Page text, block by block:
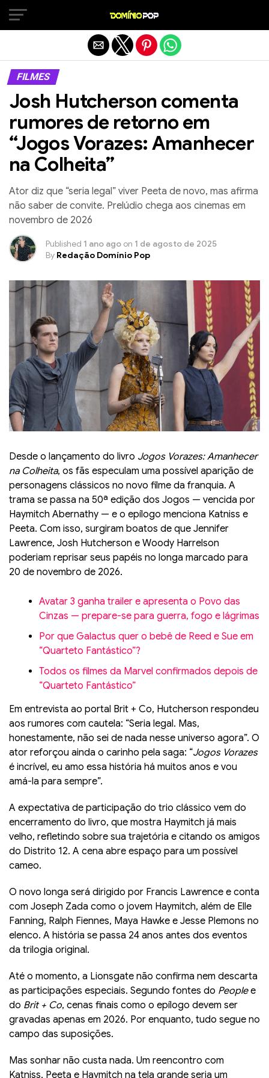
FILMES
Josh Hutcherson comenta
rumores de retorno em
“Jogos Vorazes: Amanhecer
na Colheita”
Ator diz que “seria legal” viver Peeta de novo, mas afirma
não saber de convite. Prelúdio chega aos cinemas em
novembro de 2026
Published 1 ano ago on 1 de agosto de 2025
By Redação Domínio Pop
Desde o lançamento do livro Jogos Vorazes: Amanhecer
na Colheita, os fãs especulam uma possível aparição de
personagens clássicos no novo filme da franquia. A
trama se passa na 50ª edição dos Jogos — vencida por
Haymitch Abernathy — e o epílogo menciona Katniss e
Peeta. Com isso, surgiram boatos de que Jennifer
Lawrence, Josh Hutcherson e Woody Harrelson
poderiam reprisar seus papéis no longa marcado para
20 de novembro de 2026.
Avatar 3 ganha trailer e apresenta o Povo das
Cinzas — prepare-se para guerra, fogo e lágrimas
Por que Galactus quer o bebê de Reed e Sue em
“Quarteto Fantástico”?
Todos os filmes da Marvel confirmados depois de
“Quarteto Fantástico”
Em entrevista ao portal Brit + Co, Hutcherson respondeu
aos rumores com cautela: “Seria legal. Mas,
honestamente, não sei de nada nesse universo agora”. O
ator reforçou ainda o carinho pela saga: “Jogos Vorazes
é incrível, eu amo essa história há muitos anos e vou
amá-la para sempre”.
A expectativa de participação do trio clássico vem do
encerramento do livro, que mostra Haymitch já mais
velho, refletindo sobre sua trajetória e citando os amigos
do Distrito 12. A cena abre espaço para um possível
cameo.
O novo longa será dirigido por Francis Lawrence e conta
com Joseph Zada como o jovem Haymitch, além de Elle
Fanning, Ralph Fiennes, Maya Hawke e Jesse Plemons no
elenco. A história se passa 24 anos antes dos eventos
da trilogia original.
Até o momento, a Lionsgate não confirma nem descarta
as participações especiais. Segundo fontes do Peoplee
do Brit + Co, cenas finais como o epílogo devem ser
gravadas apenas em 2026. Por enquanto, tudo segue no
campo das suposições.
Mas sonhar não custa nada. Um reencontro com
Katniss, Peeta e Haymitch na tela grande seria um
Sair da versão mobile